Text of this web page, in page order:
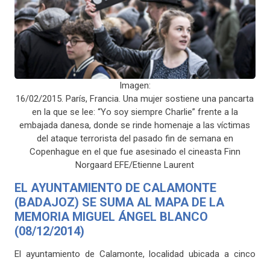
Imagen:
16/02/2015. París, Francia. Una mujer sostiene una pancarta
en la que se lee: “Yo soy siempre Charlie” frente a la
embajada danesa, donde se rinde homenaje a las víctimas
del ataque terrorista del pasado fin de semana en
Copenhague en el que fue asesinado el cineasta Finn
Norgaard EFE/Etienne Laurent
EL AYUNTAMIENTO DE CALAMONTE
(BADAJOZ) SE SUMA AL MAPA DE LA
MEMORIA MIGUEL ÁNGEL BLANCO
(08/12/2014)
El ayuntamiento de Calamonte, localidad ubicada a cinco